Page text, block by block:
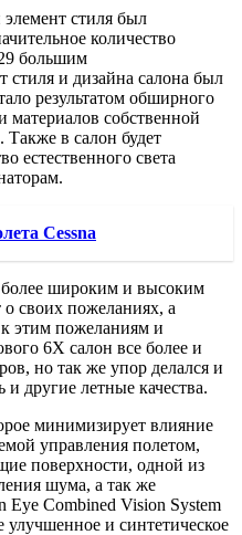
стиля был
количество
29 большим
и дизайна салона был
результатом обширного
материалов собственной
Также в салон будет
естественного света
Cessna
более широким и высоким
своих пожеланиях, а
этим пожеланиям и
6X салон все более и
но так же упор делался и
другие летные качества.
минимизирует влияние
управления полетом,
поверхности, одной из
шума, а так же
Combined Vision System
и синтетическое